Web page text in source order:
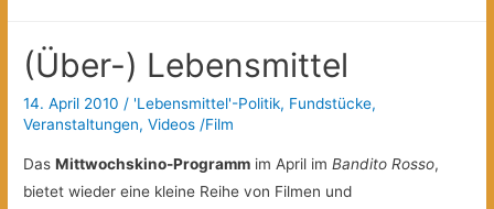
Vida
Trade
(Über-) Lebensmittel
14. April 2010 / 'Lebensmittel'-Politik, Fundstücke,
Veranstaltungen,Videos /Film
DasMittwochskino-Programm im April imBandito Rosso,
bietet wieder eine kleine Reihe von Filmen und